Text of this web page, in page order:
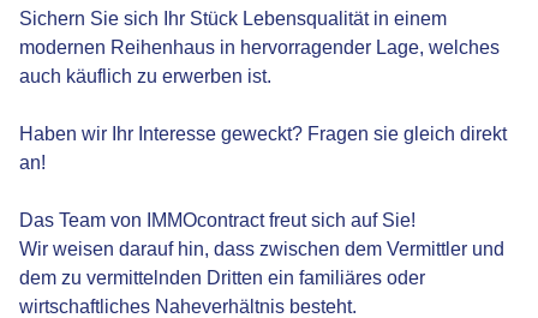
Sichern Sie sich Ihr Stück Lebensqualität in einem
modernen Reihenhaus in hervorragender Lage, welches
auch käuflich zu erwerben ist.
Haben wir Ihr Interesse geweckt? Fragen sie gleich direkt
an!
Das Team von IMMOcontract freut sich auf Sie!
Wir weisen darauf hin, dass zwischen dem Vermittler und
dem zu vermittelnden Dritten ein familiäres oder
wirtschaftliches Naheverhältnis besteht.